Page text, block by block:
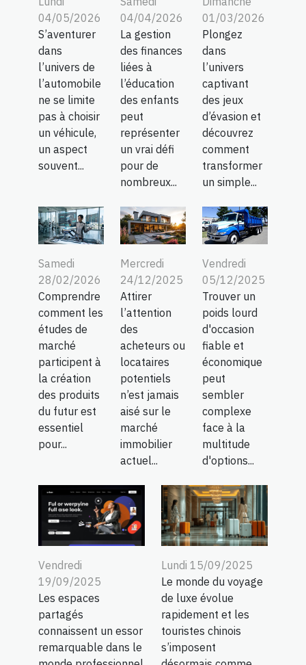
04/05/2026
S’aventurer
dans
l’univers de
l’automobile
ne se limite
pas à choisir
un véhicule,
un aspect
souvent...
04/04/2026
La gestion
des finances
liées à
l’éducation
des enfants
peut
représenter
un vrai défi
pour de
nombreux...
01/03/2026
Plongez
dans
l’univers
captivant
des jeux
d’évasion et
découvrez
comment
transformer
un simple...
Samedi
28/02/2026
Comprendre
comment les
études de
marché
participent à
la création
des produits
du futur est
essentiel
pour...
Mercredi
24/12/2025
Attirer
l’attention
des
acheteurs ou
locataires
potentiels
n’est jamais
aisé sur le
marché
immobilier
actuel...
Vendredi
05/12/2025
Trouver un
poids lourd
d'occasion
fiable et
économique
peut
sembler
complexe
face à la
multitude
d'options...
Vendredi
19/09/2025
Les espaces
partagés
connaissent un essor
remarquable dans le
Lundi 15/09/2025
Le monde du voyage
de luxe évolue
rapidement et les
touristes chinois
s’imposent